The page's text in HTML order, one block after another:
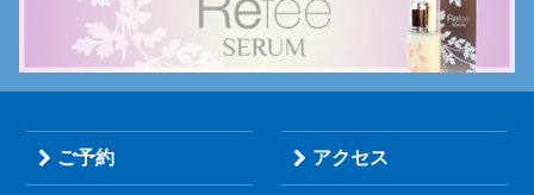
ご予約 アクセス